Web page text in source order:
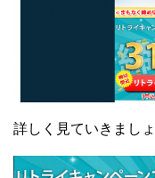
詳しく見ていきましょ